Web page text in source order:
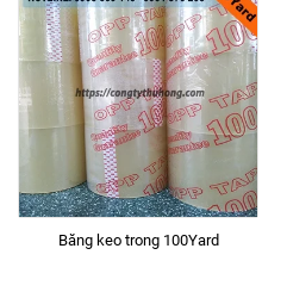
Băng keo trong 100Yard